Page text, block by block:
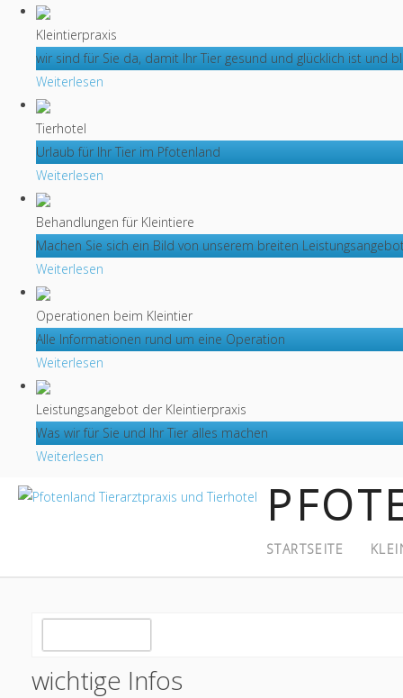
Kleintierpraxis
wir sind für Sie da, damit Ihr Tier gesund und glücklich ist und
Weiterlesen
Tierhotel
Urlaub für Ihr Tier im Pfotenland
Weiterlesen
Behandlungen für Kleintiere
Machen Sie sich ein Bild von unserem breiten
Weiterlesen
Operationen beim Kleintier
Alle Informationen rund um eine Operation
Weiterlesen
Leistungsangebot der Kleintierpraxis
Was wir für Sie und Ihr Tier alles machen
Weiterlesen
STARTSEITE
wichtige Infos